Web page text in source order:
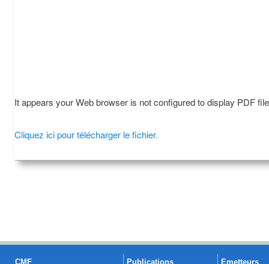
It appears your Web browser is not configured to display PDF
Cliquez ici pour télécharger le fichier.
CMF Publications Emetteurs